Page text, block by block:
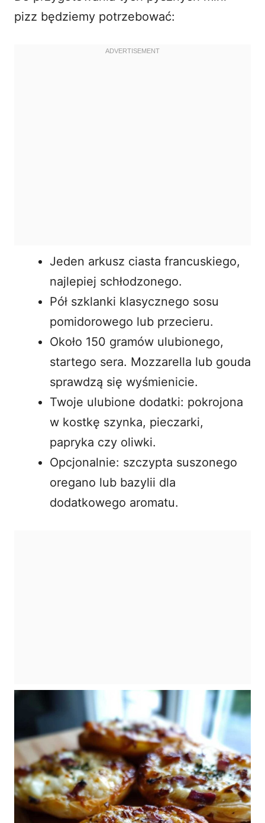
pizz będziemy potrzebować:
Jeden arkusz ciasta francuskiego,
najlepiej schłodzonego.
Pół szklanki klasycznego sosu
pomidorowego lub przecieru.
Około 150 gramów ulubionego,
startego sera. Mozzarella lub gouda
sprawdzą się wyśmienicie.
Twoje ulubione dodatki: pokrojona
w kostkę szynka, pieczarki,
papryka czy oliwki.
Opcjonalnie: szczypta suszonego
oregano lub bazylii dla
dodatkowego aromatu.